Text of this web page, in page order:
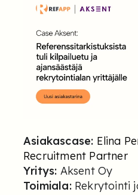
Asiakascase: Elina
Recruitment Partner
Yritys: Aksent Oy
Toimiala:Rekrytointi